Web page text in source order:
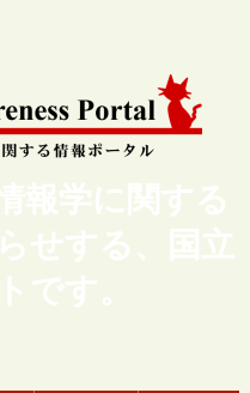
報学に関する
せする、国立
です。